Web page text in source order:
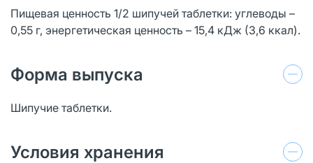
Пищевая ценность 1/2 шипучей таблетки: углеводы –
0,55 г, энергетическая ценность – 15,4 кДж (3,6 ккал).
Форма выпуска
Шипучие таблетки.
Условия хранения